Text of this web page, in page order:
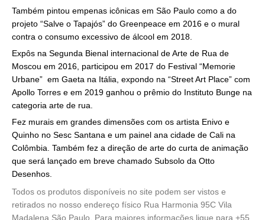
Também pintou empenas icônicas em São Paulo como a do
projeto “Salve o Tapajós” do Greenpeace em 2016 e o mural
contra o consumo excessivo de álcool em 2018.
Expôs na Segunda Bienal internacional de Arte de Rua de
Moscou em 2016, participou em 2017 do Festival “Memorie
Urbane” em Gaeta na Itália, expondo na “Street Art Place” com
Apollo Torres e em 2019 ganhou o prêmio do Instituto Bunge na
categoria arte de rua.
Fez murais em grandes dimensões com os artista Enivo e
Quinho no Sesc Santana e um painel ana cidade de Cali na
Colômbia. Também fez a direção de arte do curta de animação
que será lançado em breve chamado Subsolo da Otto
Desenhos.
Todos os produtos disponíveis no site podem ser vistos e
retirados no nosso endereço físico Rua Harmonia 95C Vila
Madalena São Paulo. Para maiores informações ligue para +55